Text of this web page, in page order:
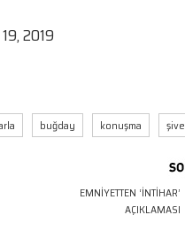
2019
buğday konuşma şive
EMNİYETTEN ‘İNTİHAR’
AÇIKLAMASI